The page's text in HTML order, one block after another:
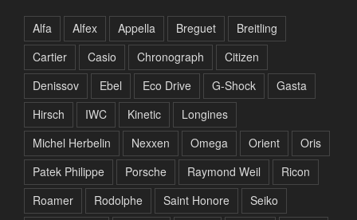
Alfa Alfex Appella Breguet
Breitling
Cartier
Casio Chronograph
Citizen
Denissov
Ebel Eco Drive G-Shock
Gasta
Hirsch
IWC Kinetic
Longines
Michel Herbelin
Nexxen Omega Orient
Oris
Patek Philippe
Porsche Raymond Weil
Ricon
Roamer
Rodolphe Saint Honore
Seiko